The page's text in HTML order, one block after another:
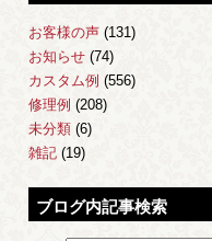
お客様の声 (131)
お知らせ (74)
カスタム例 (556)
修理例 (208)
未分類 (6)
雑記 (19)
ブログ内記事検索